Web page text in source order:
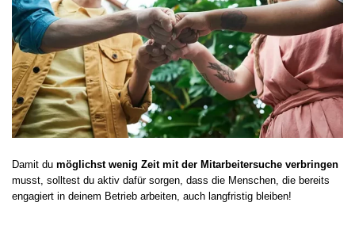
Damit du möglichst wenig Zeit mit der Mitarbeitersuche verbringen
musst, solltest du aktiv dafür sorgen, dass die Menschen, die bereits
engagiert in deinem Betrieb arbeiten, auch langfristig bleiben!